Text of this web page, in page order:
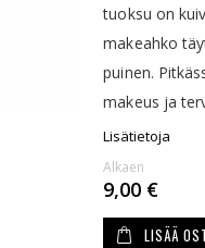
tuoksu on
makeahko
puinen.
makeus ja
Lisätietoja
Alkaen
9,00 €
LISÄÄ